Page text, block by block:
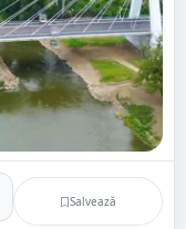
Salvează